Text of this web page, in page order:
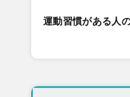
運動習慣がある人